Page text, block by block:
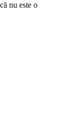
nu este o